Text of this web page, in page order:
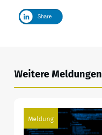
Share
Weitere Meldungen
Meldung